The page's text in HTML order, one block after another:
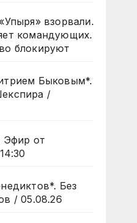
взорвали.
командующих.
блокируют
Быковым*.
/
Эфир от
Без
/ 05.08.26